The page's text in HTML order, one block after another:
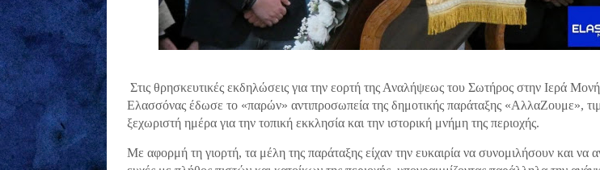
Στις θρησκευτικές εκδηλώσεις για την εορτή της Αναλήψεως του Σωτήρος στην Ιερά
Ελασσόνας έδωσε το «παρών» αντιπροσωπεία της δημοτικής παράταξης «ΑλλαΖουμε»,
ξεχωριστή ημέρα για την τοπική εκκλησία και την ιστορική μνήμη της περιοχής.
Με αφορμή τη γιορτή, τα μέλη της παράταξης είχαν την ευκαιρία να συνομιλήσουν και να